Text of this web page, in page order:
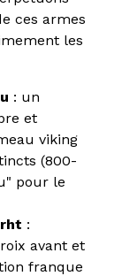
ces armes
les
: un
et
viking
(800-
pour le
:
avant et
franque